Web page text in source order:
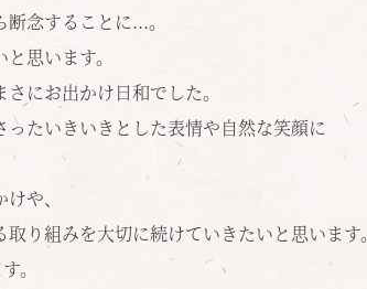
念することに...。
思います。
にお出かけ日和でした。
ったいきいきとした表情や自然な笑顔に
や、
り組みを大切に続けていきたいと思います。
。